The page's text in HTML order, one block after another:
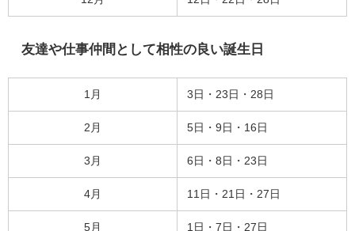
友達や仕事仲間として相性の良い誕生日
1月 3日・23日・28日
2月 5日・9日・16日
3月 6日・8日・23日
4月 11日・21日・27日
5月 1日・7日・27日